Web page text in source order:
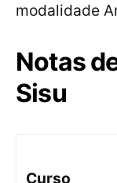
modalidade
Notas
Sisu
Curso